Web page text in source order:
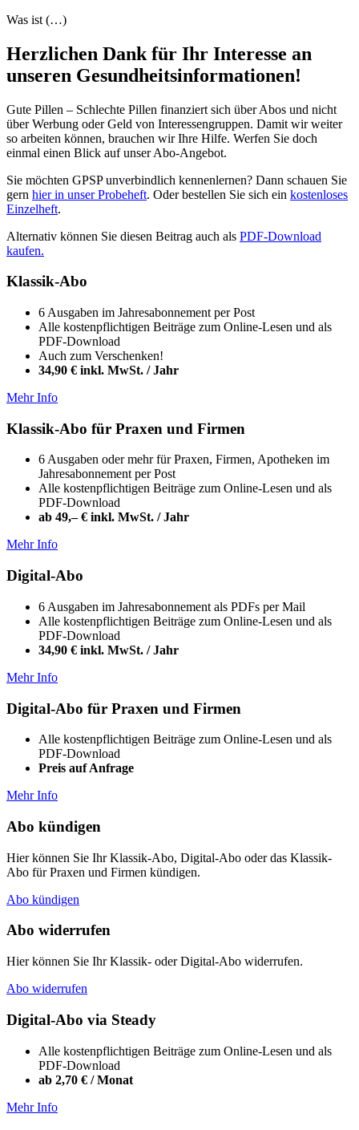
Was ist (…)
Herzlichen Dank für Ihr Interesse an
unseren Gesundheitsinformationen!
Gute Pillen – Schlechte Pillen finanziert sich über Abos und nicht
über Werbung oder Geld von Interessengruppen. Damit wir weiter
so arbeiten können, brauchen wir Ihre Hilfe. Werfen Sie doch
einmal einen Blick auf unser Abo-Angebot.
Sie möchten GPSP unverbindlich kennenlernen? Dann schauen Sie
gern hier in unser Probeheft. Oder bestellen Sie sich ein kostenloses
Einzelheft.
Alternativ können Sie diesen Beitrag auch als PDF-Download
kaufen.
Klassik-Abo
6 Ausgaben im Jahresabonnement per Post
Alle kostenpflichtigen Beiträge zum Online-Lesen und als
PDF-Download
Auch zum Verschenken!
34,90 € inkl. MwSt. / Jahr
Mehr Info
Klassik-Abo für Praxen und Firmen
6 Ausgaben oder mehr für Praxen, Firmen, Apotheken im
Jahresabonnement per Post
Alle kostenpflichtigen Beiträge zum Online-Lesen und als
PDF-Download
ab 49,– € inkl. MwSt. / Jahr
Mehr Info
Digital-Abo
6 Ausgaben im Jahresabonnement als PDFs per Mail
Alle kostenpflichtigen Beiträge zum Online-Lesen und als
PDF-Download
34,90 € inkl. MwSt. / Jahr
Mehr Info
Digital-Abo für Praxen und Firmen
Alle kostenpflichtigen Beiträge zum Online-Lesen und als
PDF-Download
Preis auf Anfrage
Mehr Info
Abo kündigen
Hier können Sie Ihr Klassik-Abo, Digital-Abo oder das Klassik-
Abo für Praxen und Firmen kündigen.
Abo kündigen
Abo widerrufen
Hier können Sie Ihr Klassik- oder Digital-Abo widerrufen.
Abo widerrufen
Digital-Abo via Steady
Alle kostenpflichtigen Beiträge zum Online-Lesen und als
PDF-Download
ab 2,70 € / Monat
Mehr Info